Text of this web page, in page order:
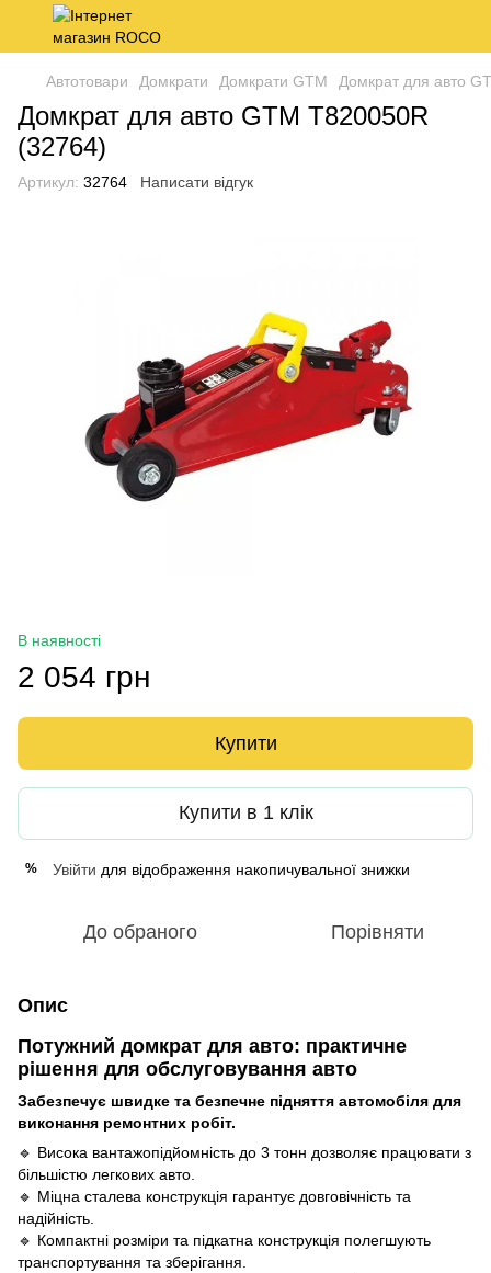
Автотовари Домкрати Домкрати GTM Домкрат для авто
Домкрат для авто GTM T820050R
(32764)
Артикул: 32764 Написати відгук
В наявності
2 054 грн
Купити
Купити в 1 клік
% Увійти для відображення накопичувальної знижки
До обраного Порівняти
Опис
Потужний домкрат для авто: практичне
рішення для обслуговування авто
Забезпечує швидке та безпечне підняття автомобіля для
виконання ремонтних робіт.
🔹 Висока вантажопідйомність до 3 тонн дозволяє працювати з
більшістю легкових авто.
🔹 Міцна сталева конструкція гарантує довговічність та
надійність.
🔹 Компактні розміри та підкатна конструкція полегшують
транспортування та зберігання.